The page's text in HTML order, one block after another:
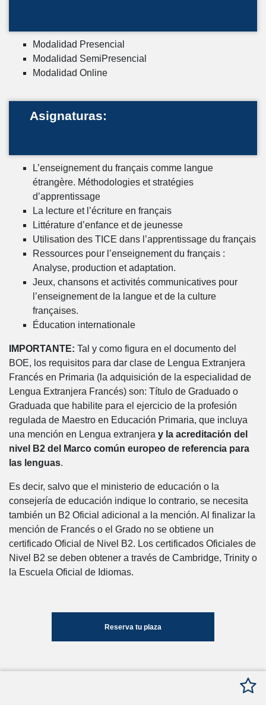
Modalidad Presencial
Modalidad SemiPresencial
Modalidad Online
Asignaturas:
L’enseignement du français comme langue
étrangère. Méthodologies et stratégies
d’apprentissage
La lecture et l’écriture en français
Littérature d’enfance et de jeunesse
Utilisation des TICE dans l’apprentissage du français
Ressources pour l’enseignement du français :
Analyse, production et adaptation.
Jeux, chansons et activités communicatives pour
l’enseignement de la langue et de la culture
françaises.
Éducation internationale
IMPORTANTE: Tal y como figura en el documento del
BOE, los requisitos para dar clase de Lengua Extranjera
Francés en Primaria (la adquisición de la especialidad de
Lengua Extranjera Francés) son: Título de Graduado o
Graduada que habilite para el ejercicio de la profesión
regulada de Maestro en Educación Primaria, que incluya
una mención en Lengua extranjera y la acreditación del
nivel B2 del Marco común europeo de referencia para
las lenguas.
Es decir, salvo que el ministerio de educación o la
consejería de educación indique lo contrario, se necesita
también un B2 Oficial adicional a la mención. Al finalizar la
mención de Francés o el Grado no se obtiene un
certificado Oficial de Nivel B2. Los certificados Oficiales de
Nivel B2 se deben obtener a través de Cambridge, Trinity o
la Escuela Oficial de Idiomas.
Reserva tu plaza